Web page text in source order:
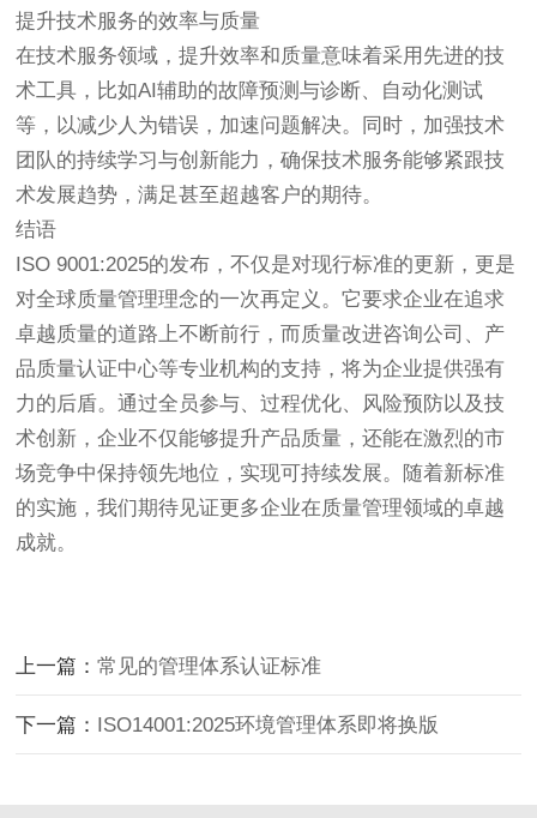
提升技术服务的效率与质量
在技术服务领域，提升效率和质量意味着采用先进的技
术工具，比如AI辅助的故障预测与诊断、自动化测试
等，以减少人为错误，加速问题解决。同时，加强技术
团队的持续学习与创新能力，确保技术服务能够紧跟技
术发展趋势，满足甚至超越客户的期待。
结语
ISO 9001:2025的发布，不仅是对现行标准的更新，更是
对全球质量管理理念的一次再定义。它要求企业在追求
卓越质量的道路上不断前行，而质量改进咨询公司、产
品质量认证中心等专业机构的支持，将为企业提供强有
力的后盾。通过全员参与、过程优化、风险预防以及技
术创新，企业不仅能够提升产品质量，还能在激烈的市
场竞争中保持领先地位，实现可持续发展。随着新标准
的实施，我们期待见证更多企业在质量管理领域的卓越
成就。
上一篇：常见的管理体系认证标准
下一篇： ISO14001:2025环境管理体系即将换版